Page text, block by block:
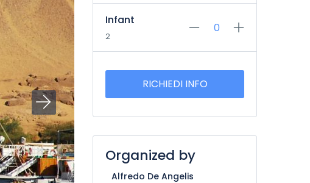
Infant
2
RICHIEDI INFO
Organized by
Alfredo De Angelis